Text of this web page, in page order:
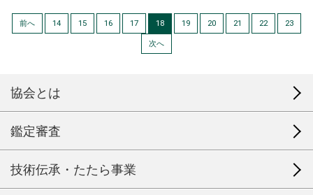
前へ 14 15 16 17 18 19 20 21 22 23
次へ
協会とは
鑑定審査
技術伝承・たたら事業